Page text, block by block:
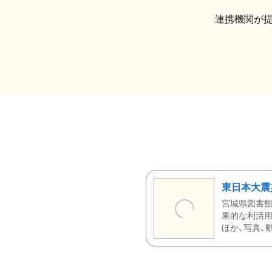
連携機関が
東日本大
宮城県図書
果的な利活
ほか、写真、